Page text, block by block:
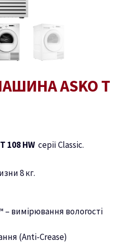
ASKO T
108 HW серії Classic.
8 кг.
– вимірювання вологості
(Anti-Crease)